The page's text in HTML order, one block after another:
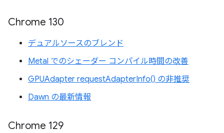
Chrome 130
デュアルソースのブレンド
Metal でのシェーダー コンパイル時間の改善
GPUAdapter requestAdapterInfo() の非推奨
Dawn の最新情報
Chrome 129